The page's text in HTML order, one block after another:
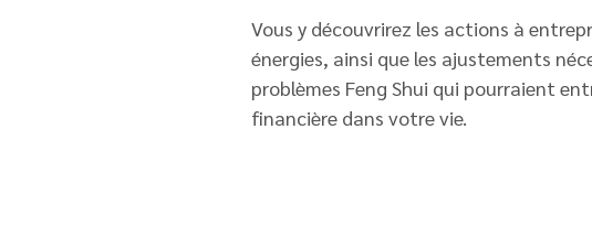
Vous y découvrirez les actions à
énergies, ainsi que les ajustements
problèmes Feng Shui qui pourraient
financière dans votre vie.